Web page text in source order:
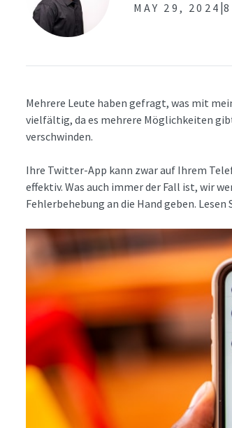
MAY 29, 2024 |
Mehrere Leute haben gefragt, was mit
vielfältig, da es mehrere Möglichkeiten
verschwinden.
Ihre Twitter-App kann zwar auf Ihrem
effektiv. Was auch immer der Fall ist, wir
Fehlerbehebung an die Hand geben.